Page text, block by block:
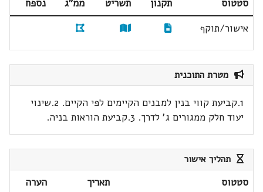
סטטוס תקנון תשריט ממ"ג
נספח
אישור/תוקף
מטרת התוכנית
1.קביעת קווי בנין למבנים הקיימים לפי הקיים. 2.שינוי
יעוד חלק ממגורים ג' לדרך. 3.קביעת הוראות בניה.
תהליך אישור
סטטוס תאריך
הערה